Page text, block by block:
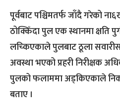
पूर्वबाट पश्चिमतर्फ जाँदै गरेको
ठोक्किँदा पुल एक स्थानमा क्षति
लच्किएकाले पुलबाट ठूला
अवस्था भएको प्रहरी निरीक्षक
पुलको फलाममा अड्किएकाले
बताए ।